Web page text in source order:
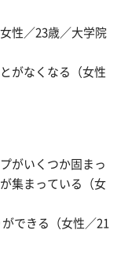
性／23歳／大学院
がなくなる（女性
がいくつか固まっ
集まっている（女
できる（女性／21